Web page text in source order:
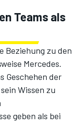
Teams als
Beziehung zu den
Mercedes.
Geschehen der
Wissen zu
geben als bei